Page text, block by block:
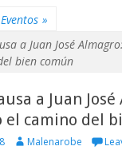
Eventos »
a Juan José
bien común
a Juan José
el camino del
A
Malenarobe